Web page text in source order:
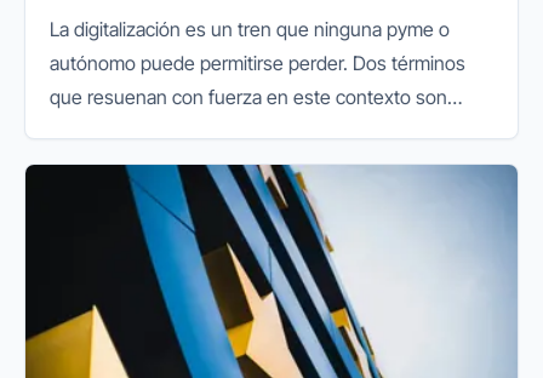
La digitalización es un tren que ninguna pyme o
autónomo puede permitirse perder. Dos términos
que resuenan con fuerza en este contexto son
se confunden o se usan...